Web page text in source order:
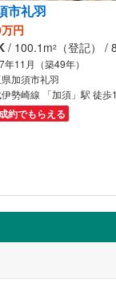
市礼羽
円
/ 100.1m2 （登記） /
年11月（築49年）
加須市礼羽
勢崎線 「加須」駅 徒歩
成約でもらえる